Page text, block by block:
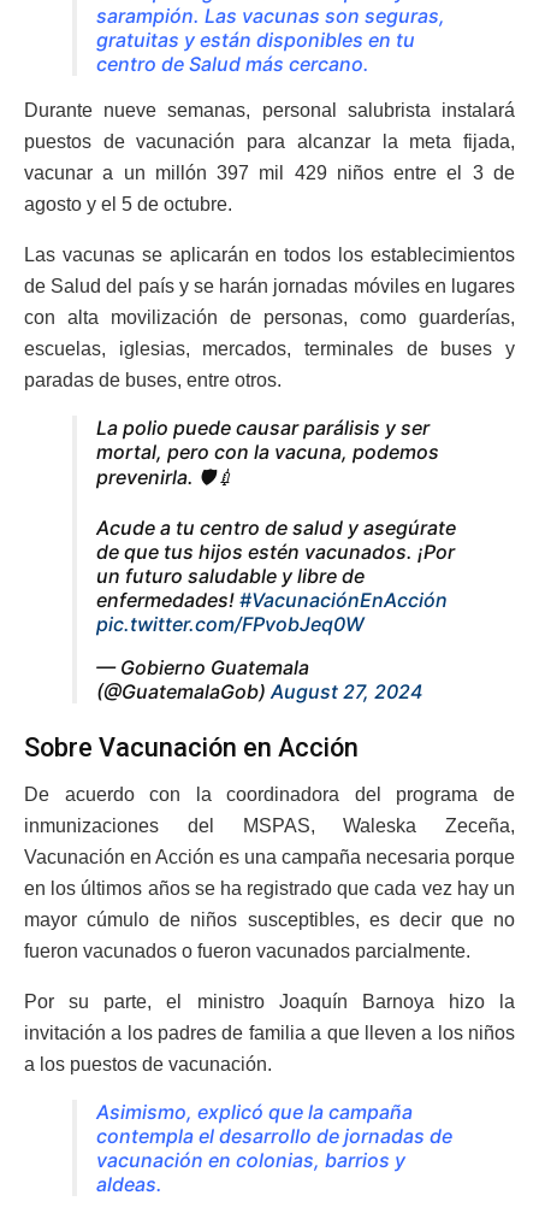
sarampión. Las vacunas son seguras,
gratuitas y están disponibles en tu
centro de Salud más cercano.
Durante nueve semanas, personal salubrista instalará
puestos de vacunación para alcanzar la meta fijada,
vacunar a un millón 397 mil 429 niños entre el 3 de
agosto y el 5 de octubre.
Las vacunas se aplicarán en todos los establecimientos
de Salud del país y se harán jornadas móviles en lugares
con alta movilización de personas, como guarderías,
escuelas, iglesias, mercados, terminales de buses y
paradas de buses, entre otros.
La polio puede causar parálisis y ser
mortal, pero con la vacuna, podemos
prevenirla. 🛡💉
Acude a tu centro de salud y asegúrate
de que tus hijos estén vacunados. ¡Por
un futuro saludable y libre de
enfermedades! #VacunaciónEnAcción
pic.twitter.com/FPvobJeq0W
— Gobierno Guatemala
(@GuatemalaGob)August 27, 2024
Sobre Vacunación en Acción
De acuerdo con la coordinadora del programa de
inmunizaciones del MSPAS, Waleska Zeceña,
Vacunación en Acción es una campaña necesaria porque
en los últimos años se ha registrado que cada vez hay un
mayor cúmulo de niños susceptibles, es decir que no
fueron vacunados o fueron vacunados parcialmente.
Por su parte, el ministro Joaquín Barnoya hizo la
invitación a los padres de familia a que lleven a los niños
a los puestos de vacunación.
Asimismo, explicó que la campaña
contempla el desarrollo de jornadas de
vacunación en colonias, barrios y
aldeas.